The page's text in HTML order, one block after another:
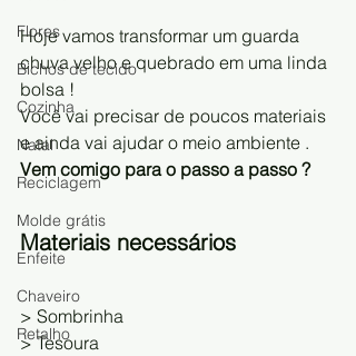
Flores
Bichos de tecido
Cozinha
Natal
Reciclagem
Molde grátis
Enfeite
Chaveiro
Retalho
Hoje vamos transformar um guarda
chuva velho e quebrado em uma linda
bolsa !
Você vai precisar de poucos materiais
e ainda vai ajudar o meio ambiente .
Vem comigo para o passo a passo ?
Materiais necessários
> Sombrinha
> Tesoura